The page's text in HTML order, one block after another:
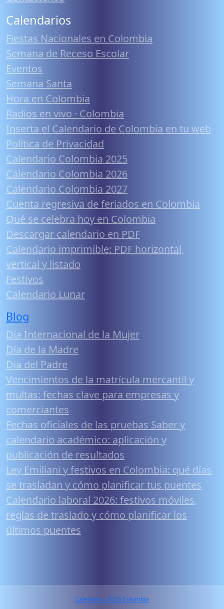
Calendarios
Fiestas Nacionales en Colombia
Semana de Receso Escolar
Eventos
Semana Santa
Hora en Colombia
Radios en vivo · Colombia
Inserta el Calendario de Colombia en tu web
Política de Privacidad
Calendario Colombia 2025
Calendario Colombia 2026
Calendario Colombia 2027
Cuenta regresiva de feriados en Colombia
Qué se celebra hoy en Colombia
Descargar calendario en PDF
Calendario imprimible: PDF horizontal,
vertical y listado
Festivos
Calendario Lunar
Blog
Día Internacional de la Mujer
Día de la Madre
Día del Padre
Vencimientos de la matrícula mercantil y
multas: fechas clave para empresas y
comerciantes
Fechas oficiales de las pruebas Saber y
calendario académico: aplicación y
publicación de resultados
Ley Emiliani y festivos en Colombia: qué días
se trasladan y cómo planificar tus puentes
Calendario laboral 2026: festivos móviles,
reglas de traslado y cómo planificar los
últimos puentes
Calendario 2026 Colombia